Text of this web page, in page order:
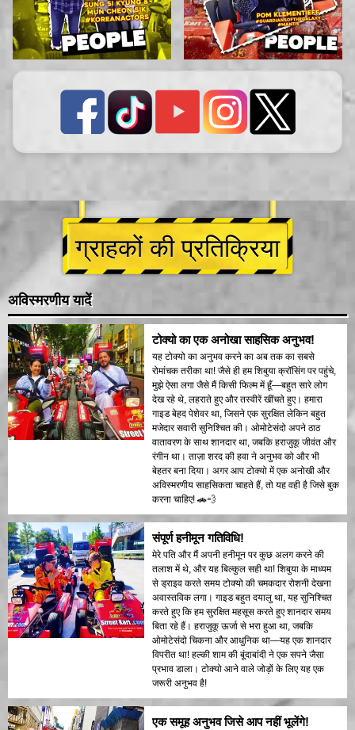
ग्राहकों की प्रतिक्रिया
अविस्मरणीय यादें
टोक्यो का एक अनोखा साहसिक अनुभव!
यह टोक्यो का अनुभव करने का अब तक का सबसे
रोमांचक तरीका था! जैसे ही हम शिबुया क्रॉसिंग पर पहुंचे,
मुझे ऐसा लगा जैसे मैं किसी फिल्म में हूँ—बहुत सारे लोग
देख रहे थे, लहराते हुए और तस्वीरें खींचते हुए। हमारा
गाइड बेहद पेशेवर था, जिसने एक सुरक्षित लेकिन बहुत
मजेदार सवारी सुनिश्चित की। ओमोटेसंदो अपने ठाठ
वातावरण के साथ शानदार था, जबकि हराजुकू जीवंत और
रंगीन था। ताज़ा शरद की हवा ने अनुभव को और भी
बेहतर बना दिया। अगर आप टोक्यो में एक अनोखी और
अविस्मरणीय साहसिकता चाहते हैं, तो यह वही है जिसे बुक
करना चाहिए! 🚗💨
संपूर्ण हनीमून गतिविधि!
मेरे पति और मैं अपनी हनीमून पर कुछ अलग करने की
तलाश में थे, और यह बिल्कुल सही था! शिबुया के माध्यम
से ड्राइव करते समय टोक्यो की चमकदार रोशनी देखना
अवास्तविक लगा। गाइड बहुत दयालु था, यह सुनिश्चित
करते हुए कि हम सुरक्षित महसूस करते हुए शानदार समय
बिता रहे हैं। हराजुकू ऊर्जा से भरा हुआ था, जबकि
ओमोटेसंदो चिकना और आधुनिक था—यह एक शानदार
विपरीत था! हल्की शाम की बूंदाबांदी ने एक सपने जैसा
प्रभाव डाला। टोक्यो आने वाले जोड़ों के लिए यह एक
जरूरी अनुभव है!
एक समूह अनुभव जिसे आप नहीं भूलेंगे!